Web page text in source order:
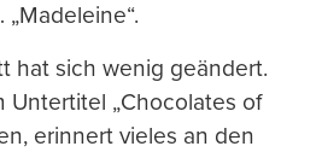
hat sich wenig geändert.
Untertitel „Chocolates of
erinnert vieles an den